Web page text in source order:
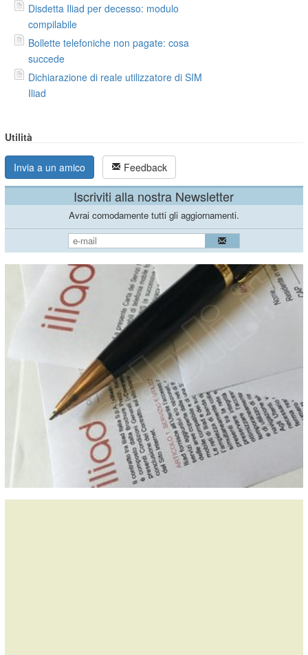
Disdetta Iliad per decesso: modulo
compilabile
Bollette telefoniche non pagate: cosa
succede
Dichiarazione di reale utilizzatore di SIM
Iliad
Utilità
Invia a un amico Feedback
Iscriviti alla nostra Newsletter
Avrai comodamente tutti gli aggiornamenti.